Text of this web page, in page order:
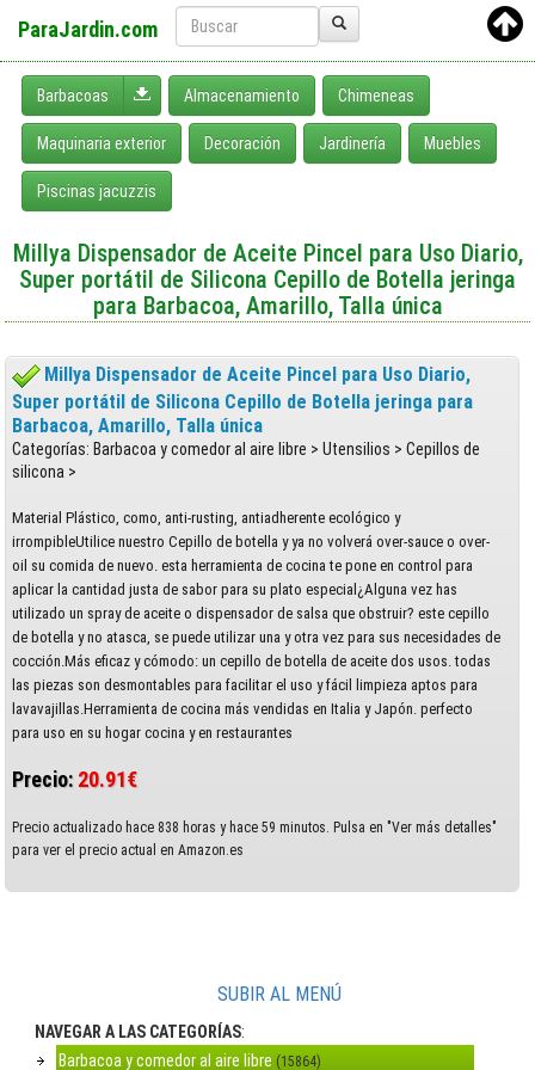
ParaJardin.com
Barbacoas Desplegar menú
Almacenamiento Chimeneas
Maquinaria exterior Decoración Jardinería Muebles
Piscinas jacuzzis
Millya Dispensador de Aceite Pincel para Uso Diario,
Super portátil de Silicona Cepillo de Botella jeringa
para Barbacoa, Amarillo, Talla única
Millya Dispensador de Aceite Pincel para Uso Diario,
Super portátil de Silicona Cepillo de Botella jeringa para
Barbacoa, Amarillo, Talla única
Categorías: Barbacoa y comedor al aire libre > Utensilios > Cepillos de
silicona >
Material Plástico, como, anti-rusting, antiadherente ecológico y
irrompibleUtilice nuestro Cepillo de botella y ya no volverá over-sauce o over-
oil su comida de nuevo. esta herramienta de cocina te pone en control para
aplicar la cantidad justa de sabor para su plato especial¿Alguna vez has
utilizado un spray de aceite o dispensador de salsa que obstruir? este cepillo
de botella y no atasca, se puede utilizar una y otra vez para sus necesidades de
cocción.Más eficaz y cómodo: un cepillo de botella de aceite dos usos. todas
las piezas son desmontables para facilitar el uso y fácil limpieza aptos para
lavavajillas.Herramienta de cocina más vendidas en Italia y Japón. perfecto
para uso en su hogar cocina y en restaurantes
Precio: 20.91€
Precio actualizado hace 838 horas y hace 59 minutos. Pulsa en "Ver más detalles"
para ver el precio actual en Amazon.es
SUBIR AL MENÚ
NAVEGAR A LAS CATEGORÍAS:
Barbacoa y comedor al aire libre (15864)